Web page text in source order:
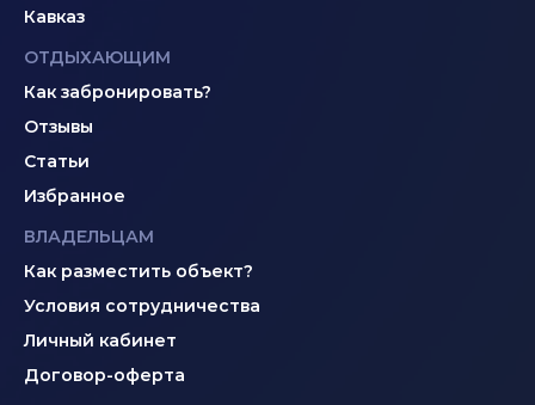
Кавказ
ОТДЫХАЮЩИМ
Как забронировать?
Отзывы
Статьи
Избранное
ВЛАДЕЛЬЦАМ
Как разместить объект?
Условия сотрудничества
Личный кабинет
Договор-оферта